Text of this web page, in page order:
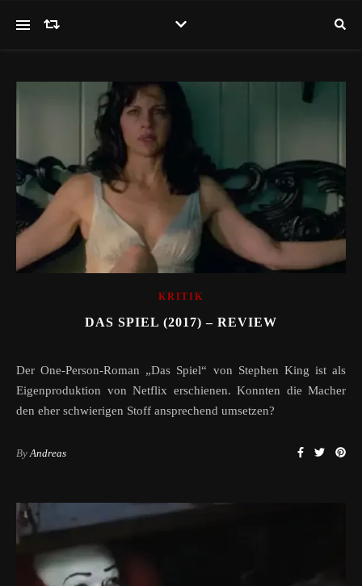
KRITIK
DAS SPIEL (2017) – REVIEW
Der One-Person-Roman „Das Spiel“ von Stephen King ist als
Eigenproduktion von Netflix erschienen. Konnten die Macher
den eher schwierigen Stoff ansprechend umsetzen?
By Andreas